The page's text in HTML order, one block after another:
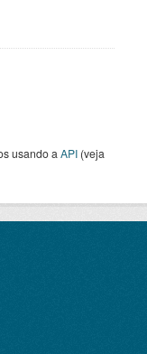
usando a API (veja